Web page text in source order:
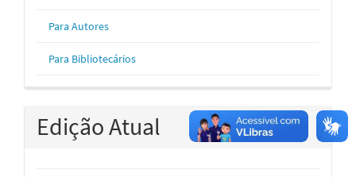
Para Autores
Para Bibliotecários
Edição Atual